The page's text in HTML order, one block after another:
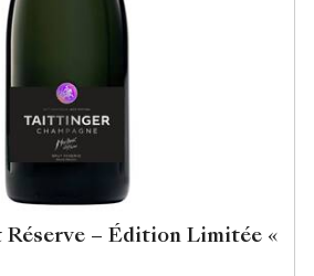
– Édition Limitée «